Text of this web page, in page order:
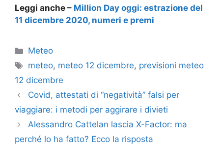
Leggi anche – Million Day oggi: estrazione del
11 dicembre 2020, numeri e premi
Categorie
Meteo
Tag
meteo, meteo 12 dicembre, previsioni meteo
12 dicembre
Covid, attestati di “negatività” falsi per
viaggiare: i metodi per aggirare i divieti
Alessandro Cattelan lascia X-Factor: ma
perché lo ha fatto? Ecco la risposta